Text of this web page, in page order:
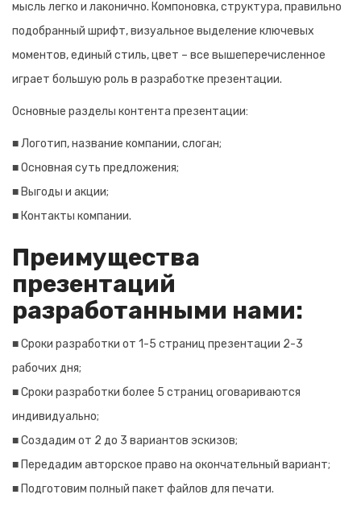
мысль легко и лаконично. Компоновка, структура, правильно
подобранный шрифт, визуальное выделение ключевых
моментов, единый стиль, цвет – все вышеперечисленное
играет большую роль в разработке презентации.
Основные разделы контента презентации:
■ Логотип, название компании, слоган;
■ Основная суть предложения;
■ Выгоды и акции;
■ Контакты компании.
Преимущества
презентаций
разработанными нами:
■ Сроки разработки от 1-5 страниц презентации 2-3
рабочих дня;
■ Сроки разработки более 5 страниц оговариваются
индивидуально;
■ Создадим от 2 до 3 вариантов эскизов;
■ Передадим авторское право на окончательный вариант;
■ Подготовим полный пакет файлов для печати.